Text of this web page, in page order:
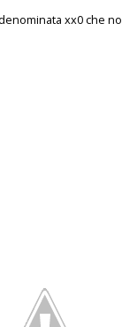
xx0 che